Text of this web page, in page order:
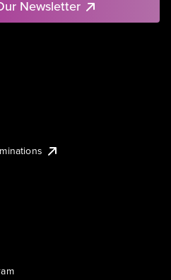
Newsletter